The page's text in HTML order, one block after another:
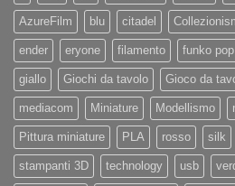
AzureFilm blu citadel
ender eryone filamento funko pop
giallo Giochi da tavolo Gioco da
mediacom Miniature Modellismo
Pittura miniature PLA rosso silk
stampanti 3D technology usb